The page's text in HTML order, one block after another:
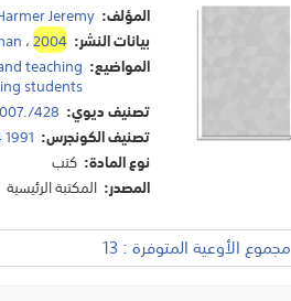
المؤلف: Jeremy
بيانات النشر:
،2004
المواضيع: teaching
students
تصنيف ديوي: 428/.007.
تصنيف الكونجرس:
نوع المادة: كتب
المصدر: المكتبة الرئيسية
مجموع الأوعية المتوفرة : 13